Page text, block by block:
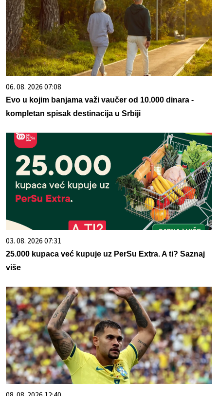
06. 08. 2026 07:08
Evo u kojim banjama važi vaučer od 10.000 dinara -
kompletan spisak destinacija u Srbiji
03. 08. 2026 07:31
25.000 kupaca već kupuje uz PerSu Extra. A ti? Saznaj
više